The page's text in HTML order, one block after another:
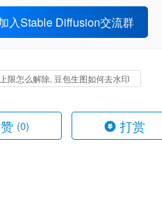
入Stable Diffusion交流群
限怎么解除, 豆包生图如何去水印
(0) 打赏